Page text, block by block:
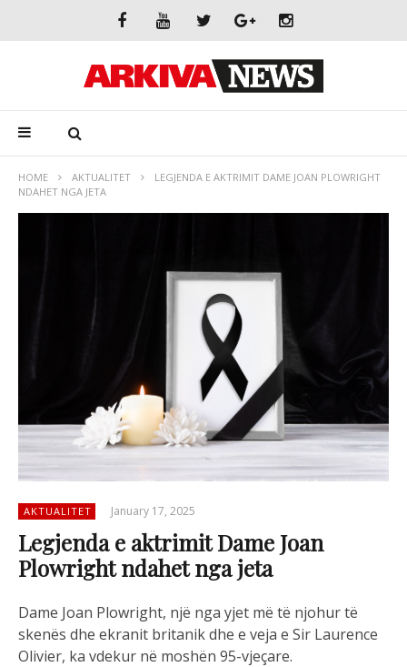
HOME AKTUALITET
LEGJENDA E AKTRIMIT DAME JOAN PLOWRIGHT
NDAHET NGA JETA
AKTUALITET January 17, 2025
Legjenda e aktrimit Dame Joan
Plowright ndahet nga jeta
Dame Joan Plowright, një nga yjet më të njohur të
skenës dhe ekranit britanik dhe e veja e Sir Laurence
Olivier, ka vdekur në moshën 95-vjeçare.